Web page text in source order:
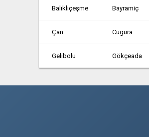
Balıklıçeşme Bayramiç
Çan Cugura
Gelibolu Gökçeada